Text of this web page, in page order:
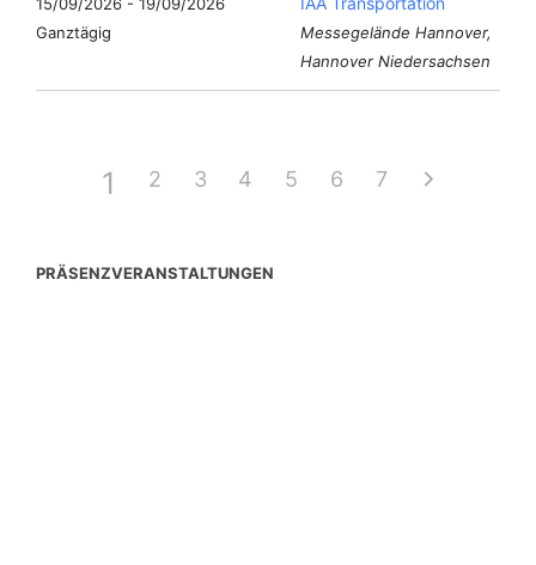
Ganztägig
Messegelände Hannover,
Hannover Niedersachsen
1 2 3 4 5 6 7
PRÄSENZVERANSTALTUNGEN